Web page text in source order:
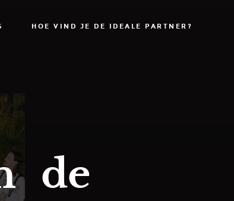
HOE VIND JE DE IDEALE PARTNER?
de